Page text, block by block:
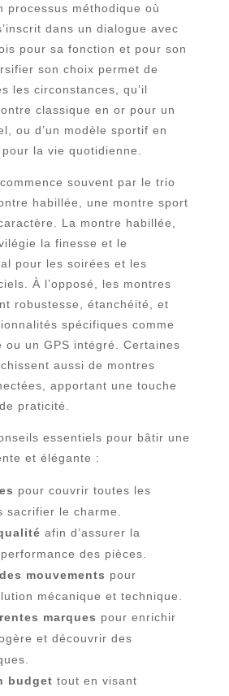
processus méthodique où
dans un dialogue avec
pour sa fonction et pour son
son choix permet de
les circonstances, qu’il
classique en or pour un
ou d’un modèle sportif en
la vie quotidienne.
souvent par le trio
habillée, une montre sport
La montre habillée,
la finesse et le
pour les soirées et les
À l’opposé, les montres
robustesse, étanchéité, et
spécifiques comme
ou un GPS intégré. Certaines
aussi de montres
apportant une touche
praticité.
essentiels pour bâtir une
et élégante :
pour couvrir toutes les
sacrifier le charme.
afin d’assurer la
des pièces.
mouvements pour
mécanique et technique.
marques pour enrichir
et découvrir des
budget tout en visant